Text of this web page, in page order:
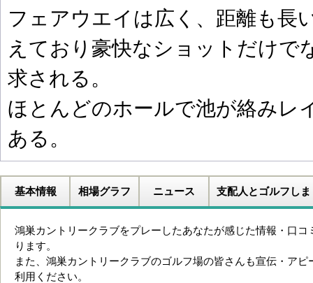
フェアウエイは広く、距離も長
えており豪快なショットだけで
求される。
ほとんどのホールで池が絡みレ
ある。
基本情報 相場グラフ ニュース 支配人とゴルフしま
鴻巣カントリークラブをプレーしたあなたが感じた情報・口コ
ります。
また、鴻巣カントリークラブのゴルフ場の皆さんも宣伝・アピ
利用ください。